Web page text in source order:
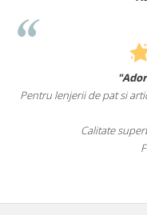
apelez mereu cu incredere la
extraordinara.